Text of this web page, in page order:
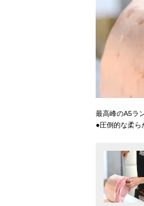
最高峰のA5ラ
●圧倒的な柔ら